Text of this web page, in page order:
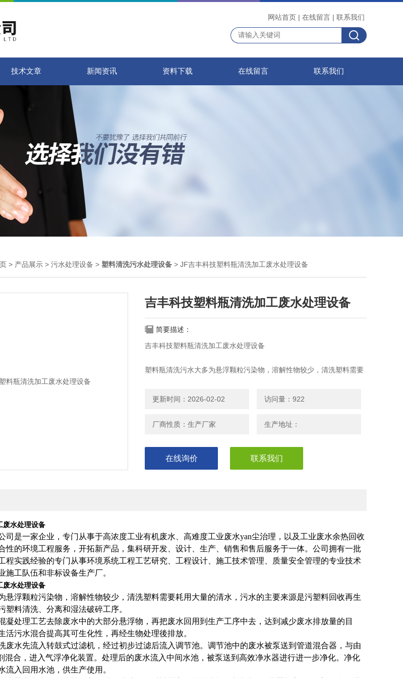
网站首页 | 在线留言 | 联系我们
技术文章 新闻资讯 资料下载 在线留言 联系我们
> 产品展示 > 污水处理设备 > 塑料清洗污水处理设备 > JF吉丰科技塑料瓶清洗加工废水处理设备
吉丰科技塑料瓶清洗加工废水处理设备
简要描述：
吉丰科技塑料瓶清洗加工废水处理设备
塑料瓶清洗污水大多为悬浮颗粒污染物，溶解性物较少，清洗塑料需要
于污塑料清洗、分离和湿法破碎工序。
更新时间：2026-02-02 访问量：922
厂商性质：生产厂家 生产地址：
在线询价 联系我们
废水处理设备
司是一家企业，专门从事于高浓度工业有机废水、高难度工业废水yan尘治理，以及工业废水余热回收
性的环境工程服务，开拓新产品，集科研开发、设计、生产、销售和售后服务于一体。公司拥有一批
程实践经验的专门从事环境系统工程工艺研究、工程设计、施工技术管理、质量安全管理的专业技术
施工队伍和非标设备生产厂。
废水处理设备
悬浮颗粒污染物，溶解性物较少，清洗塑料需要耗用大量的清水，污水的主要来源是污塑料回收再生
塑料清洗、分离和湿法破碎工序。
凝处理工艺去除废水中的大部分悬浮物，再把废水回用到生产工序中去，达到减少废水排放量的目
活污水混合提高其可生化性，再经生物处理後排放。
废水先流入转鼓式过滤机，经过初步过滤后流入调节池。调节池中的废水被泵送到管道混合器，与由
混合，进入气浮净化装置。处理后的废水流入中间水池，被泵送到高效净水器进行进一步净化。净化
流入回用水池，供生产使用。